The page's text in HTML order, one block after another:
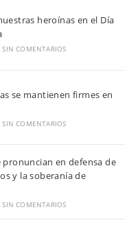
heroínas en el Día
SIN COMENTARIOS
se mantienen firmes en
SIN COMENTARIOS
en defensa de
y la soberanía de
SIN COMENTARIOS